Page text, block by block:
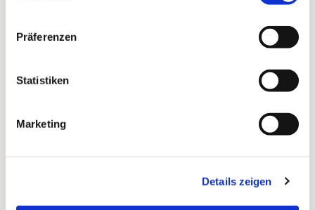
Präferenzen
Statistiken
Marketing
Details zeigen
Dies könnte Sie auch